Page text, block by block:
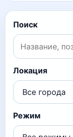
Поиск
Локация
Режим